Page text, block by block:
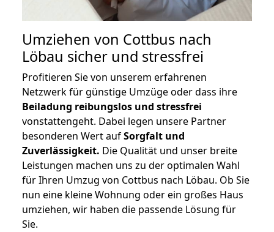
Umziehen von Cottbus nach
Löbau sicher und stressfrei
Profitieren Sie von unserem erfahrenen
Netzwerk für günstige Umzüge oder dass ihre
Beiladung reibungslos und stressfrei
vonstattengeht. Dabei legen unsere Partner
besonderen Wert aufSorgfalt und
Zuverlässigkeit. Die Qualität und unser breite
Leistungen machen uns zu der optimalen Wahl
für Ihren Umzug von Cottbus nach Löbau. Ob Sie
nun eine kleine Wohnung oder ein großes Haus
umziehen, wir haben die passende Lösung für
Sie.